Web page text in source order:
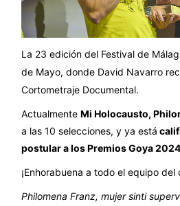
La 23 edición del Festival de
de Mayo, donde David Navarro
Cortometraje Documental.
ActualmenteMi Holocausto,
a las 10 selecciones, y ya está
postular a los Premios Goya
¡Enhorabuena a todo el equipo del
Philomena Franz, mujer sinti